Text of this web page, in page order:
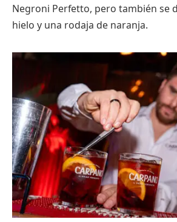
Negroni Perfetto, pero también se
hielo y una rodaja de naranja.